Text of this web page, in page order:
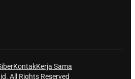
KontakKerja Sama
All Rights Reserved